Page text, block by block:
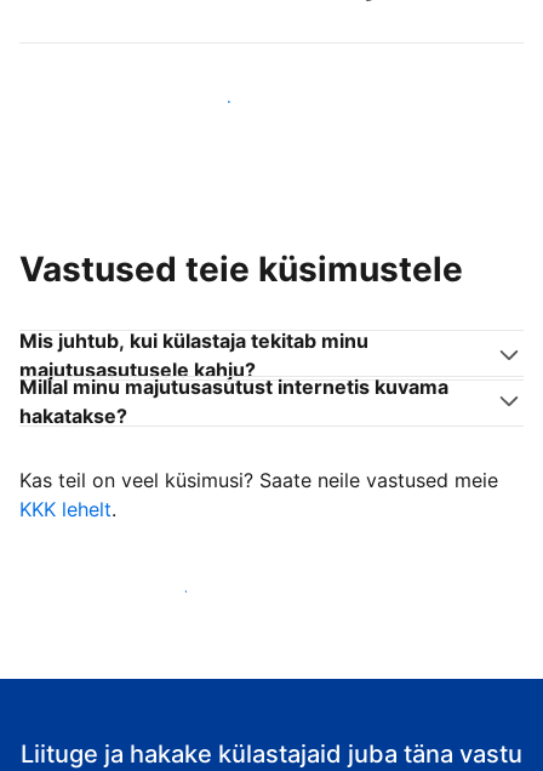
Liitu endaga sarnanevate võõrustajatega
Vastused teie küsimustele
Mis juhtub, kui külastaja tekitab minu
majutusasutusele kahju?
Millal minu majutusasutust internetis kuvama
hakatakse?
Kas teil on veel küsimusi? Saate neile vastused meie
KKK lehelt.
Alusta külastajate vastuvõtmist
Liituge ja hakake külastajaid juba täna vastu